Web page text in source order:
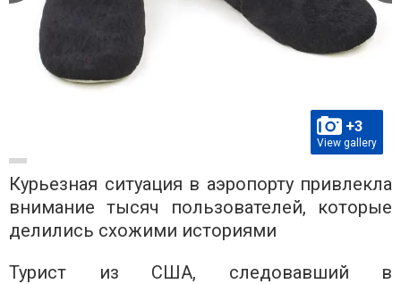
+3
View gallery
Курьезная ситуация в аэропорту привлекла
внимание тысяч пользователей, которые
делились схожими историями
Турист из США, следовавший в